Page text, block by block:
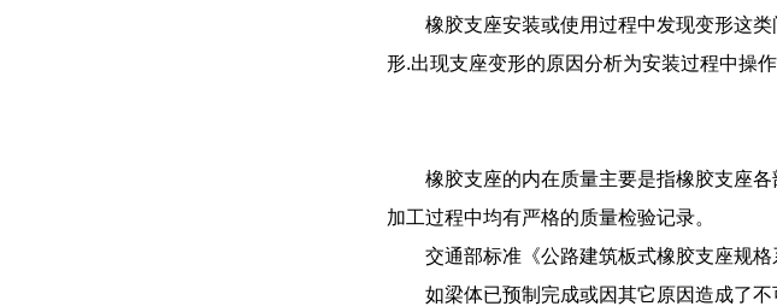
橡胶支座安装或使用过程中发现变形这
形.出现支座变形的原因分析为安装过程中操
橡胶支座的内在质量主要是指橡胶支座
加工过程中均有严格的质量检验记录。
交通部标准《公路建筑板式橡胶支座规
如梁体已预制完成或因其它原因造成了